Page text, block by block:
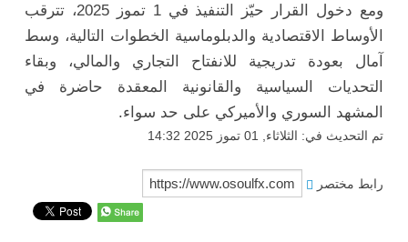
ومع دخول القرار حيّز التنفيذ في 1 تموز 2025، تترقب
الأوساط الاقتصادية والدبلوماسية الخطوات التالية، وسط
آمال بعودة تدريجية للانفتاح التجاري والمالي، وبقاء
التحديات السياسية والقانونية المعقدة حاضرة في
المشهد السوري والأميركي على حد سواء.
تم التحديث في: الثلاثاء, 01 تموز 2025 14:32
رابط مختصر